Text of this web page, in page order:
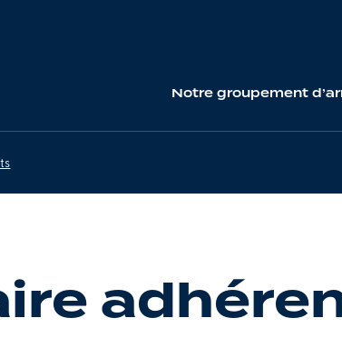
Notre groupement